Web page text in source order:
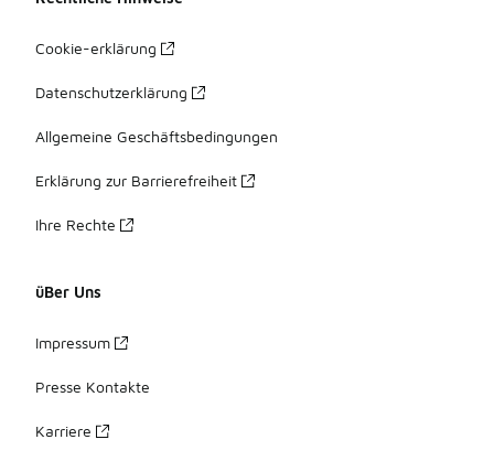
Cookie-erklärung
Datenschutzerklärung
Allgemeine Geschäftsbedingungen
Erklärung zur Barrierefreiheit
Ihre Rechte
üBer Uns
Impressum
Presse Kontakte
Karriere